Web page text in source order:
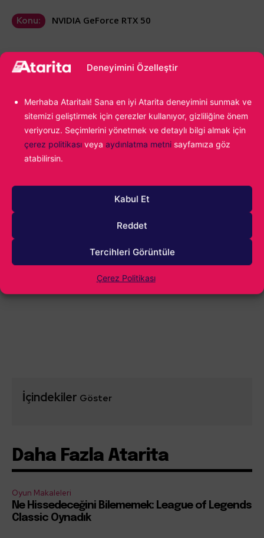
Deneyimini Özelleştir
Merhaba Ataritalı! Sana en iyi Atarita deneyimini sunmak ve
sitemizi geliştirmek için çerezler kullanıyor, gizliliğine önem
veriyoruz. Seçimlerini yönetmek ve detaylı bilgi almak için
çerez politikası veya aydınlatma metni sayfamıza göz
atabilirsin.
Kabul Et
Reddet
Tercihleri Görüntüle
Çerez Politikası
Konu: NVIDIA GeForce RTX 50
İçindekiler Göster
Daha Fazla Atarita
Oyun Makaleleri
Ne Hissedeceğini Bilememek: League of Legends
Classic Oynadık